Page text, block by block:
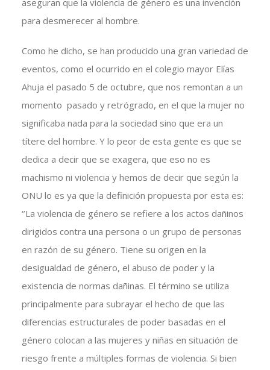
aseguran que la violencia de género es una invención
para desmerecer al hombre.
Como he dicho, se han producido una gran variedad de
eventos, como el ocurrido en el colegio mayor Elías
Ahuja el pasado 5 de octubre, que nos remontan a un
momento pasado y retrógrado, en el que la mujer no
significaba nada para la sociedad sino que era un
títere del hombre. Y lo peor de esta gente es que se
dedica a decir que se exagera, que eso no es
machismo ni violencia y hemos de decir que según la
ONU lo es ya que la definición propuesta por esta es:
‘’La violencia de género se refiere a los actos dañinos
dirigidos contra una persona o un grupo de personas
en razón de su género. Tiene su origen en la
desigualdad de género, el abuso de poder y la
existencia de normas dañinas. El término se utiliza
principalmente para subrayar el hecho de que las
diferencias estructurales de poder basadas en el
género colocan a las mujeres y niñas en situación de
riesgo frente a múltiples formas de violencia. Si bien